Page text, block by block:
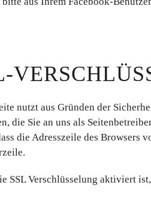
nutzt aus Gründen der
die Sie an uns als
die Adresszeile des
SSL Verschlüsselung aktiviert